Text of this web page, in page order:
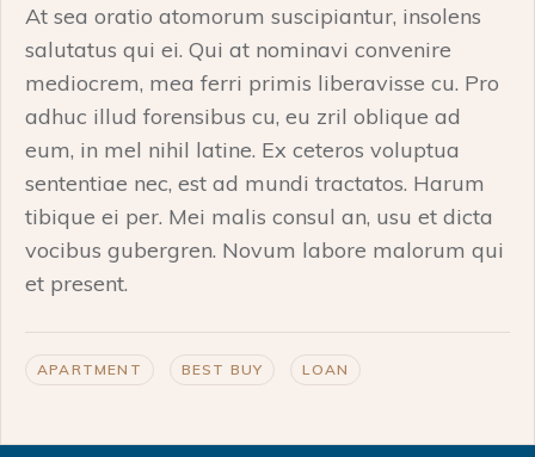
At sea oratio atomorum suscipiantur, insolens
salutatus qui ei. Qui at nominavi convenire
mediocrem, mea ferri primis liberavisse cu. Pro
adhuc illud forensibus cu, eu zril oblique ad
eum, in mel nihil latine. Ex ceteros voluptua
sententiae nec, est ad mundi tractatos. Harum
tibique ei per. Mei malis consul an, usu et dicta
vocibus gubergren. Novum labore malorum qui
et present.
APARTMENT BEST BUY LOAN